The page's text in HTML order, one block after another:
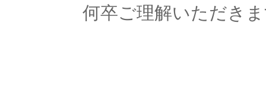
何卒ご理解いただき